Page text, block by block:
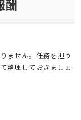
酬
ません。任務を担う
整理しておきましょ